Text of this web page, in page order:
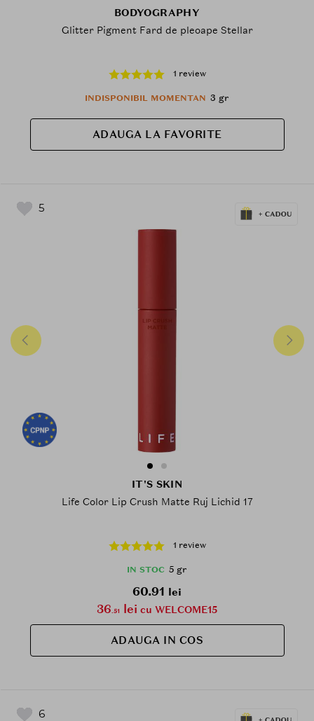
BODYOGRAPHY
Glitter Pigment Fard de pleoape Stellar
1 review
INDISPONIBIL MOMENTAN 3 gr
ADAUGA LA FAVORITE
5
IT'S SKIN
Life Color Lip Crush Matte Ruj Lichid 17
1 review
IN STOC 5 gr
60.91 lei
36.51 lei cu WELCOME15
ADAUGA IN COS
6